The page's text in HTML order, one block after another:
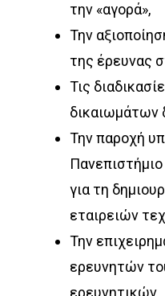
την «αγορά»,
Την
της έρευνας
Τις
δικαιωμάτων
Την παροχή
για τη
εταιρειών
Την
ερευνητών